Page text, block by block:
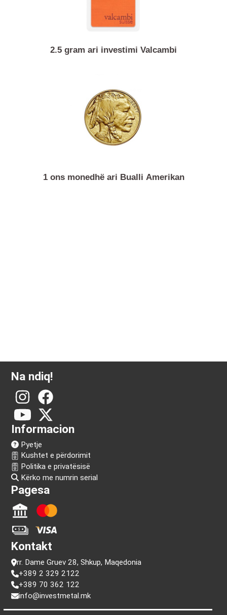
2.5 gram ari investimi Valcambi
Na ndiq!
Informacion
Pyetje
Politika e privatësisë
Kërko me numrin serial
Pagesa